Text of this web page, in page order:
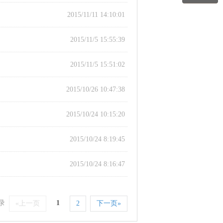
2015/11/11 14:10:01
2015/11/5 15:55:39
2015/11/5 15:51:02
2015/10/26 10:47:38
2015/10/24 10:15:20
2015/10/24 8:19:45
2015/10/24 8:16:47
«上一页 1 2 下一页»